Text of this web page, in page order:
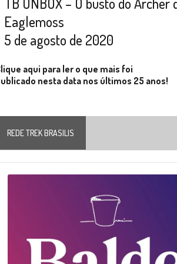
Eaglemoss
5 de agosto de 2020
aqui para ler o que mais foi
nesta data nos últimos 25 anos!
REDE TREK BRASILIS
Player